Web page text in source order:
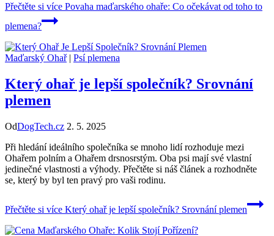
Přečtěte si více Povaha maďarského ohaře: Co očekávat od toho to
plemena?
Maďarský Ohař| Psí plemena
Který ohař je lepší společník? Srovnání
plemen
OdDogTech.cz 2. 5. 2025
Při hledání ideálního společníka se mnoho lidí rozhoduje mezi
Ohařem polním a Ohařem drsnosrstým. Oba psi mají své vlastní
jedinečné vlastnosti a výhody. Přečtěte si náš článek a rozhodněte
se, který by byl ten pravý pro vaši rodinu.
Přečtěte si více Který ohař je lepší společník? Srovnání plemen